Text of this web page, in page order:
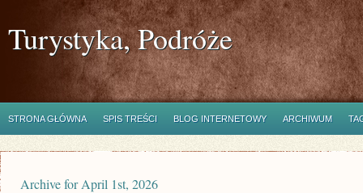
Turystyka, Podróże
STRONA GŁÓWNA SPIS TREŚCI BLOG INTERNETOWY ARCHIWUM
Archive for April 1st, 2026